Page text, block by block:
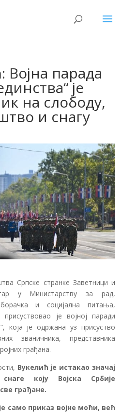
Војна парада
је
на слободу,
и снагу
Српске странке Заветници и
у Министарству за рад,
и социјална питања,
је војној паради
која је одржана уз присуство
званичника, представника
грађана.
Вукелић је истакао значај
коју Војска Србије
грађане.
само приказ војне моћи, већ